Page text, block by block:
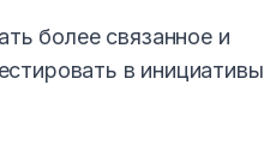
более связанное и
в инициативы